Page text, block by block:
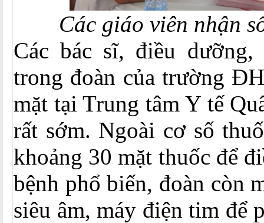
Các giáo viên nhận
Các bác sĩ, điều
trong đoàn của trường
mặt tại Trung tâm Y tế
rất sớm. Ngoài cơ số
khoảng 30 mặt thuốc để
bệnh phổ biến, đoàn còn
siêu âm, máy điện tim để